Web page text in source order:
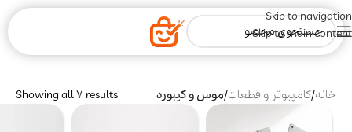
Skip to navigation
Skip to main content
خانه/کامپیوتر و قطعات/موس و کیبورد Showing all 7 results